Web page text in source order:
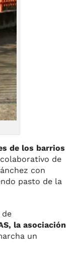
de los barrios
de
con
pasto de la
de
la asociación
un